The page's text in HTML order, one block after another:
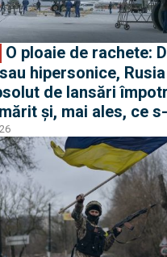
hipersonice,
de lansări
și, mai ales, ce